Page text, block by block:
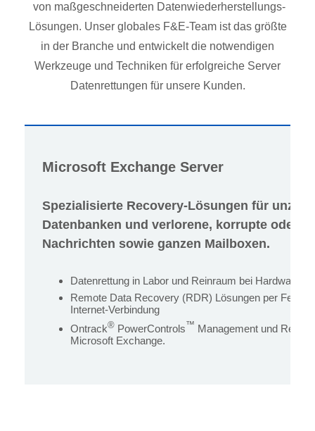
von maßgeschneiderten Datenwiederherstellungs-
Lösungen. Unser globales F&E-Team ist das größte
in der Branche und entwickelt die notwendigen
Werkzeuge und Techniken für erfolgreiche Server
Datenrettungen für unsere Kunden.
Microsoft Exchange Server
Spezialisierte Recovery-Lösungen für
Datenbanken und verlorene, korrupte oder
Nachrichten sowie ganzen Mailboxen.
Datenrettung in Labor und Reinraum bei
Remote Data Recovery (RDR) Lösungen per
Internet-Verbindung
Ontrack® PowerControls ™ Management und
Microsoft Exchange.